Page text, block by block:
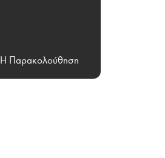
Η Παρακολούθηση